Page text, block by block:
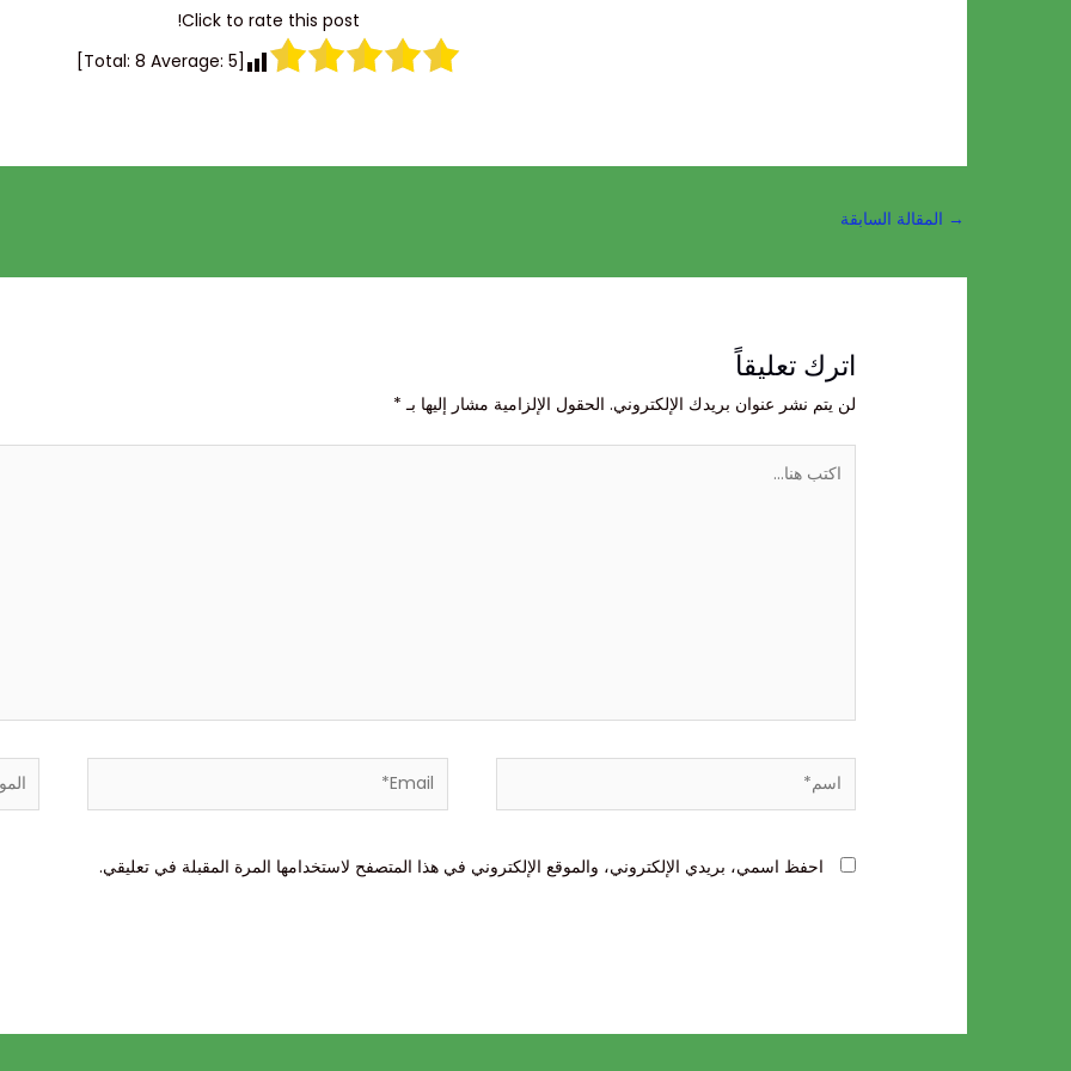
Click to rate this post!
[Total:
8 Average: 5
]
→ المقالة السابقة
اترك تعليقاً
لن يتم نشر عنوان بريدك الإلكتروني. الحقول الإلزامية مشار إليها بـ *
اسم* Email* الموقع
احفظ اسمي، بريدي الإلكتروني، والموقع الإلكتروني في هذا المتصفح لاستخدامها المرة المقبلة في تعليقي.